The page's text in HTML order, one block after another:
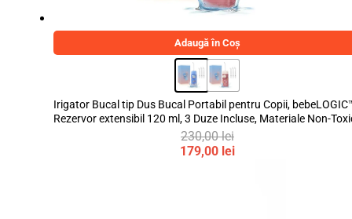
Adaugă în Coș
Irigator Bucal tip Dus Bucal Portabil pentru Copii,
Rezervor extensibil 120 ml, 3 Duze Incluse, Materiale Non-
230,00lei
Prețul
179,00 lei